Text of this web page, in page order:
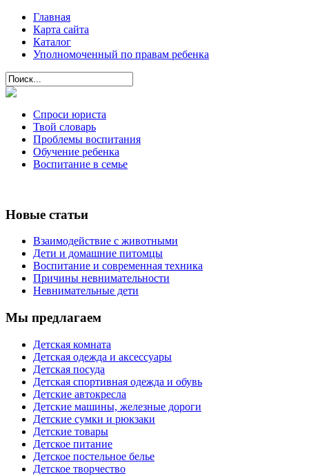
Главная
Карта сайта
Каталог
Уполномоченный по правам ребенка
Спроси юриста
Твой словарь
Проблемы воспитания
Обучение ребенка
Воспитание в семье
Новые статьи
Взаимодействие с животными
Дети и домашние питомцы
Воспитание и современная техника
Причины невнимательности
Невнимательные дети
Мы предлагаем
Детская комната
Детская одежда и аксессуары
Детская посуда
Детская спортивная одежда и обувь
Детские автокресла
Детские машины, железные дороги
Детские сумки и рюкзаки
Детские товары
Детское питание
Детское постельное белье
Детское творчество